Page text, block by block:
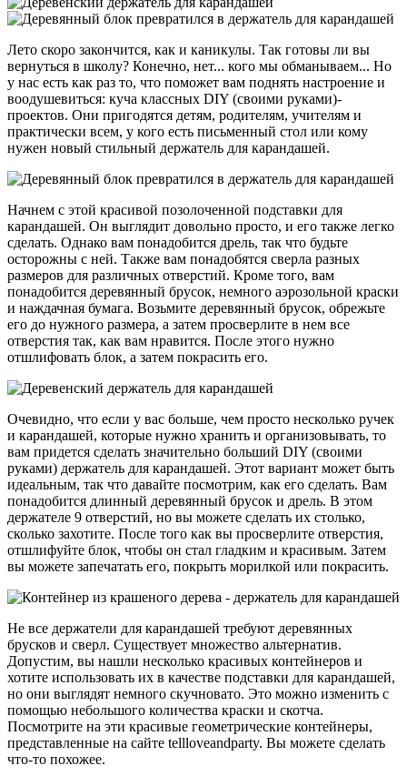
Лето скоро закончится, как и каникулы. Так готовы ли вы
вернуться в школу? Конечно, нет... кого мы обманываем... Но
у нас есть как раз то, что поможет вам поднять настроение и
воодушевиться: куча классных DIY (своими руками)-
проектов. Они пригодятся детям, родителям, учителям и
практически всем, у кого есть письменный стол или кому
нужен новый стильный держатель для карандашей.
Начнем с этой красивой позолоченной подставки для
карандашей. Он выглядит довольно просто, и его также легко
сделать. Однако вам понадобится дрель, так что будьте
осторожны с ней. Также вам понадобятся сверла разных
размеров для различных отверстий. Кроме того, вам
понадобится деревянный брусок, немного аэрозольной краски
и наждачная бумага. Возьмите деревянный брусок, обрежьте
его до нужного размера, а затем просверлите в нем все
отверстия так, как вам нравится. После этого нужно
отшлифовать блок, а затем покрасить его.
Очевидно, что если у вас больше, чем просто несколько ручек
и карандашей, которые нужно хранить и организовывать, то
вам придется сделать значительно больший DIY (своими
руками) держатель для карандашей. Этот вариант может быть
идеальным, так что давайте посмотрим, как его сделать. Вам
понадобится длинный деревянный брусок и дрель. В этом
держателе 9 отверстий, но вы можете сделать их столько,
сколько захотите. После того как вы просверлите отверстия,
отшлифуйте блок, чтобы он стал гладким и красивым. Затем
вы можете запечатать его, покрыть морилкой или покрасить.
Не все держатели для карандашей требуют деревянных
брусков и сверл. Существует множество альтернатив.
Допустим, вы нашли несколько красивых контейнеров и
хотите использовать их в качестве подставки для карандашей,
но они выглядят немного скучновато. Это можно изменить с
помощью небольшого количества краски и скотча.
Посмотрите на эти красивые геометрические контейнеры,
представленные на сайте tellloveandparty. Вы можете сделать
что-то похожее.